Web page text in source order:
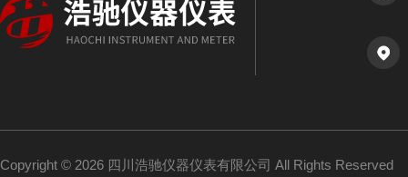
Copyright © 2026 四川浩驰仪器仪表有限公司 All Rights Reserved